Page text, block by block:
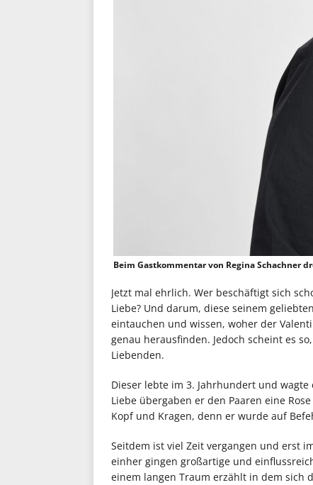
Beim Gastkommentar von Regina Schachner
Jetzt mal ehrlich. Wer beschäftigt sich
Liebe? Und darum, diese seinem
eintauchen und wissen, woher der
genau herausfinden. Jedoch scheint es
Liebenden.
Dieser lebte im 3. Jahrhundert und
Liebe übergaben er den Paaren eine
Kopf und Kragen, denn er wurde auf
Seitdem ist viel Zeit vergangen und erst
einher gingen großartige und
einem langen Traum erzählt in dem sich